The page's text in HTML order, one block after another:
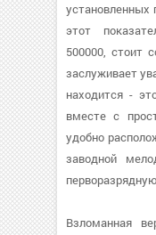
этот
500000, стоит
заслуживает
находится -
вместе с
удобно
заводной
Взломанная